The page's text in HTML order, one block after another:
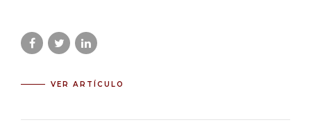
VER ARTÍCULO